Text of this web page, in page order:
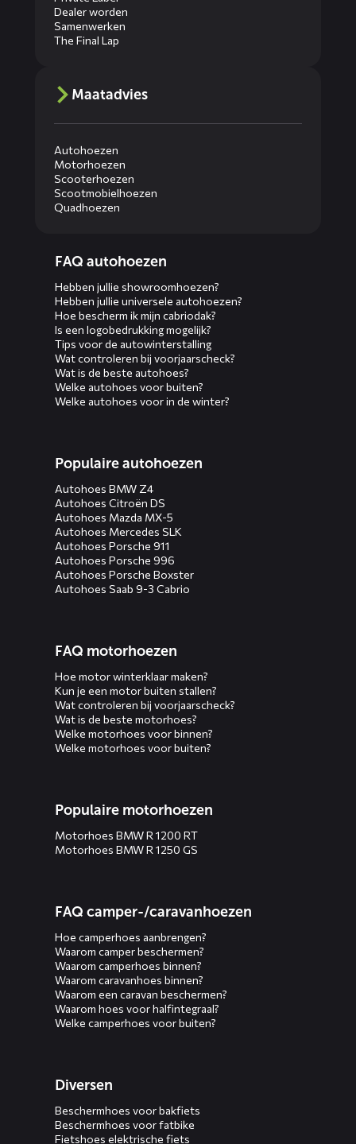
Dealer worden
Samenwerken
The Final Lap
Maatadvies
Autohoezen
Motorhoezen
Scooterhoezen
Scootmobielhoezen
Quadhoezen
menusFAQ autohoezen
Hebben jullie showroomhoezen?
Hebben jullie universele autohoezen?
Hoe bescherm ik mijn cabriodak?
Is een logobedrukking mogelijk?
Tips voor de autowinterstalling
Wat controleren bij voorjaarscheck?
Wat is de beste autohoes?
Welke autohoes voor buiten?
Welke autohoes voor in de winter?
Populaire autohoezen
Autohoes BMW Z4
Autohoes Citroën DS
Autohoes Mazda MX-5
Autohoes Mercedes SLK
Autohoes Porsche 911
Autohoes Porsche 996
Autohoes Porsche Boxster
Autohoes Saab 9-3 Cabrio
FAQ motorhoezen
Hoe motor winterklaar maken?
Kun je een motor buiten stallen?
Wat controleren bij voorjaarscheck?
Wat is de beste motorhoes?
Welke motorhoes voor binnen?
Welke motorhoes voor buiten?
Populaire motorhoezen
Motorhoes BMW R 1200 RT
Motorhoes BMW R 1250 GS
FAQ camper-/caravanhoezen
Hoe camperhoes aanbrengen?
Waarom camper beschermen?
Waarom camperhoes binnen?
Waarom caravanhoes binnen?
Waarom een caravan beschermen?
Waarom hoes voor halfintegraal?
Welke camperhoes voor buiten?
Diversen
Beschermhoes voor bakfiets
Beschermhoes voor fatbike
Fietshoes elektrische fiets